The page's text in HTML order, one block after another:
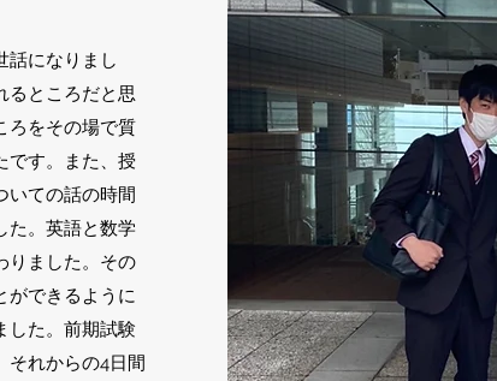
話になりまし
るところだと思
ろをその場で質
です。また、授
いての話の時間
た。英語と数学
りました。その
ができるように
した。前期試験
それからの4日間